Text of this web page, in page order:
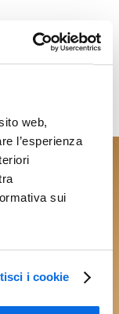
web,
l’esperienza
sui
i cookie